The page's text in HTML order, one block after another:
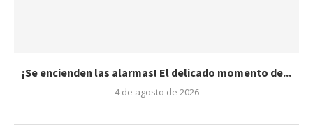
¡Se encienden las alarmas! El delicado momento de...
4 de agosto de 2026